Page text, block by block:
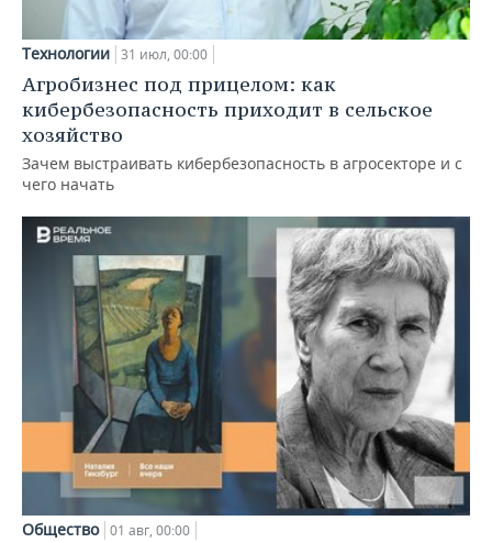
Технологии 31 июл, 00:00
Агробизнес под прицелом: как
кибербезопасность приходит в сельское
хозяйство
Зачем выстраивать кибербезопасность в агросекторе и с
чего начать
Общество 01 авг, 00:00